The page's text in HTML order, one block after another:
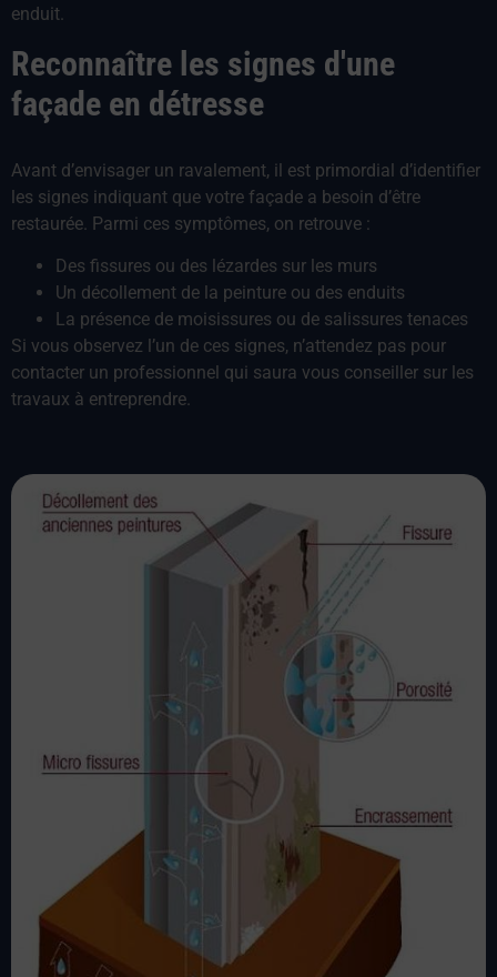
enduit.
Reconnaître les signes d'une
façade en détresse
Avant d’envisager un ravalement, il est primordial d’identifier
les signes indiquant que votre façade a besoin d’être
restaurée. Parmi ces symptômes, on retrouve :
Des fissures ou des lézardes sur les murs
Un décollement de la peinture ou des enduits
La présence de moisissures ou de salissures tenaces
Si vous observez l’un de ces signes, n’attendez pas pour
contacter un professionnel qui saura vous conseiller sur les
travaux à entreprendre.